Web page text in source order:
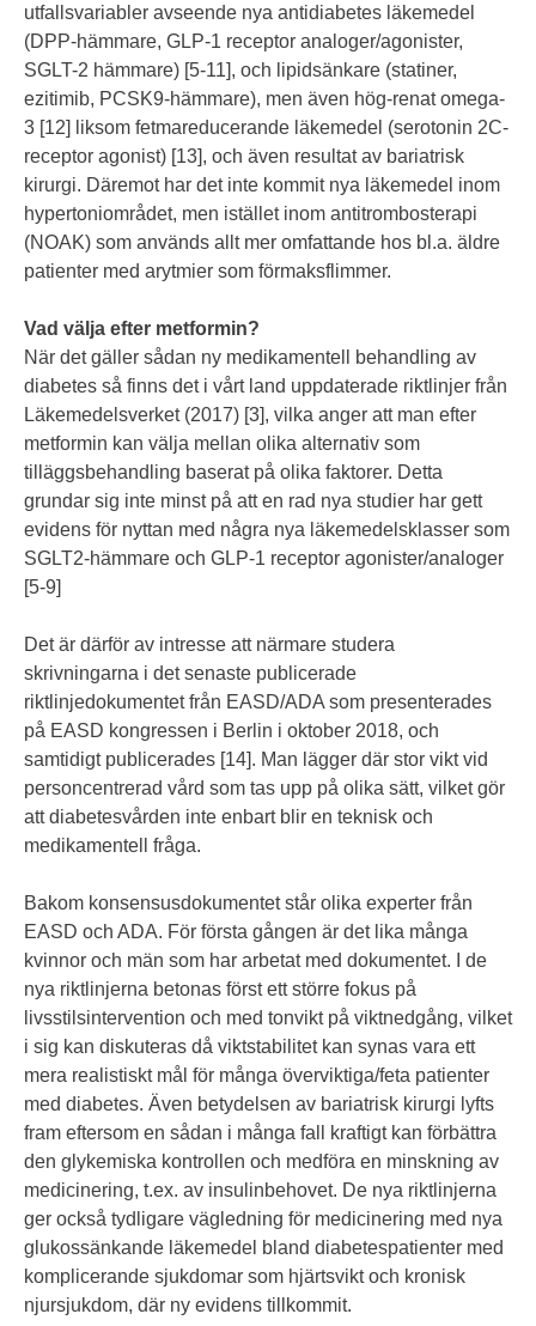
utfallsvariabler avseende nya antidiabetes läkemedel
(DPP-hämmare, GLP-1 receptor analoger/agonister,
SGLT-2 hämmare) [5-11], och lipidsänkare (statiner,
ezitimib, PCSK9-hämmare), men även hög-renat omega-
3 [12] liksom fetmareducerande läkemedel (serotonin 2C-
receptor agonist) [13], och även resultat av bariatrisk
kirurgi. Däremot har det inte kommit nya läkemedel inom
hypertoniområdet, men istället inom antitrombosterapi
(NOAK) som används allt mer omfattande hos bl.a. äldre
patienter med arytmier som förmaksflimmer.
Vad välja efter metformin?
När det gäller sådan ny medikamentell behandling av
diabetes så finns det i vårt land uppdaterade riktlinjer från
Läkemedelsverket (2017) [3], vilka anger att man efter
metformin kan välja mellan olika alternativ som
tilläggsbehandling baserat på olika faktorer. Detta
grundar sig inte minst på att en rad nya studier har gett
evidens för nyttan med några nya läkemedelsklasser som
SGLT2-hämmare och GLP-1 receptor agonister/analoger
[5-9]
Det är därför av intresse att närmare studera
skrivningarna i det senaste publicerade
riktlinjedokumentet från EASD/ADA som presenterades
på EASD kongressen i Berlin i oktober 2018, och
samtidigt publicerades [14]. Man lägger där stor vikt vid
personcentrerad vård som tas upp på olika sätt, vilket gör
att diabetesvården inte enbart blir en teknisk och
medikamentell fråga.
Bakom konsensusdokumentet står olika experter från
EASD och ADA. För första gången är det lika många
kvinnor och män som har arbetat med dokumentet. I de
nya riktlinjerna betonas först ett större fokus på
livsstilsintervention och med tonvikt på viktnedgång, vilket
i sig kan diskuteras då viktstabilitet kan synas vara ett
mera realistiskt mål för många överviktiga/feta patienter
med diabetes. Även betydelsen av bariatrisk kirurgi lyfts
fram eftersom en sådan i många fall kraftigt kan förbättra
den glykemiska kontrollen och medföra en minskning av
medicinering, t.ex. av insulinbehovet. De nya riktlinjerna
ger också tydligare vägledning för medicinering med nya
glukossänkande läkemedel bland diabetespatienter med
komplicerande sjukdomar som hjärtsvikt och kronisk
njursjukdom, där ny evidens tillkommit.